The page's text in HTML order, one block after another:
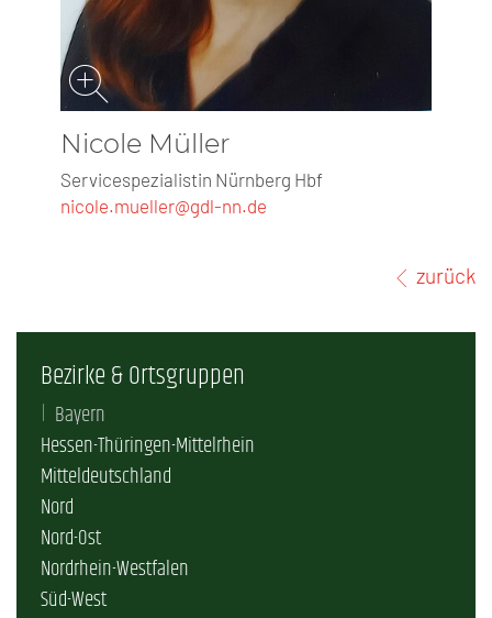
Nicole Müller
Servicespezialistin Nürnberg Hbf
nicole.mueller@gdl-nn.de
zurück
Bezirke & Ortsgruppen
Bayern
Hessen-Thüringen-Mittelrhein
Mitteldeutschland
Nord
Nord-Ost
Nordrhein-Westfalen
Süd-West